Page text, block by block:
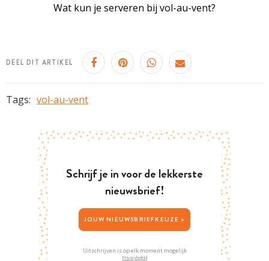
Wat kun je serveren bij vol-au-vent?
DEEL DIT ARTIKEL
Tags: vol-au-vent
Schrijf je in voor de lekkerste
nieuwsbrief!
JOUW NIEUWSBRIEFKEUZE >
Uitschrijven is op elk moment mogelijk
Privacybeleid